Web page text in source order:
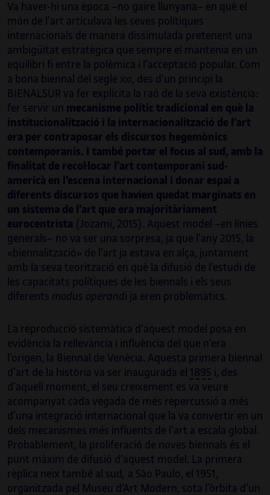
Va haver-hi una època –no gaire llunyana– en què el
món de l’art articulava les seves polítiques
internacionals de manera dissimulada pretenent una
ambigüitat estratègica que sempre el mantenia en un
equilibri fi entre la polèmica i l’acceptació popular. Com
a bona biennal del segle XXI , des d’un principi la
BIENALSUR va fer explícita la raó de la seva existència:
fer servir un mecanisme polític tradicional en què la
institucionalització i la internacionalització de l’art
era per contraposar els discursos hegemònics
contemporanis. I també portar el focus al sud, amb la
finalitat de recol·locar l’art contemporani sud-
americà en l’escena internacional i donar espai a
diferents discursos que havien quedat marginats en
un sistema de l’art que era majoritàriament
eurocentrista (Jozami, 2015). Aquest model –en línies
generals– no va ser una sorpresa, ja que l’any 2015, la
«biennalització» de l’art ja estava en alça, juntament
amb la seva teorització en què la difusió de l’estudi de
les capacitats polítiques de les biennals i els seus
diferents modus operandi ja eren problemàtics.
La reproducció sistemàtica d’aquest model posa en
evidència la rellevància i influència del que n’era
l’origen, la Biennal de Venècia. Aquesta primera biennal
d’art de la història va ser inaugurada el 1895 i, des
d’aquell moment, el seu creixement es va veure
acompanyat cada vegada de més repercussió a més
d’una integració internacional que la va convertir en un
dels mecanismes més influents de l’art a escala global.
Probablement, la proliferació de noves biennals és el
punt màxim de difusió d’aquest model. La primera
rèplica neix també al sud , a São Paulo, el 1951,
organitzada pel Museu d’Art Modern, sota l’òrbita d’un
(Venècia, 2019), per a l’equip de comissaris de
Poéticas de la democracia: imágenes y
contraimágenes de la transición(MNCARS,
2018-2019) i per al departament de
col·leccions del Museu Reina Sofia fent
tasques de suport al comissariat de la
col·lecció (2019-2020).